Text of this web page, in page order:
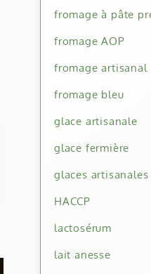
fromage à pâte
fromage AOP
fromage artisanal
fromage bleu
glace artisanale
glace fermière
glaces artisanales
HACCP
lactosérum
lait anesse